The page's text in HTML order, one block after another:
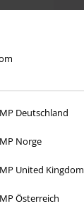
Deutschland
Norge
United Kingdom
Österreich